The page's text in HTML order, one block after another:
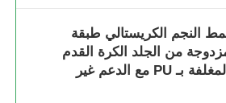
النجم الكريستالي طبقة
من الجلد الكرة القدم
المغلفة بـ PU مع الدعم غير